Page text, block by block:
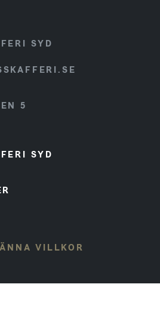
SYD
5
SYD
VILLKOR